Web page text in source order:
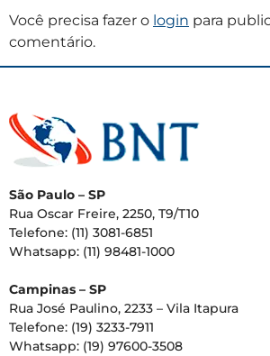
Você precisa fazer o login para
comentário.
São Paulo – SP
Rua Oscar Freire, 2250, T9/T10
Telefone: (11) 3081-6851
Whatsapp: (11) 98481-1000
Campinas – SP
Rua José Paulino, 2233 – Vila Itapura
Telefone: (19) 3233-7911
Whatsapp: (19) 97600-3508